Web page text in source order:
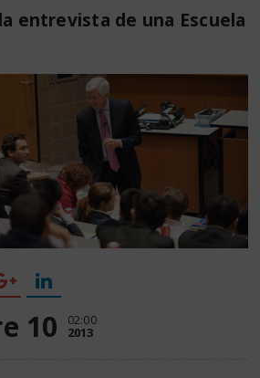
entrevista de una Escuela
10 02:00
2013